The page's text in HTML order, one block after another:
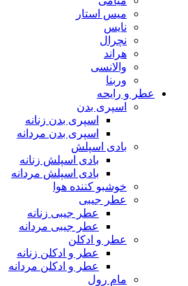
میس استار
نایس
نچرال
هراند
والانسی
وربنا
عطر و رایحه
اسپری بدن
اسپری بدن زنانه
اسپری بدن مردانه
بادی اسپلش
بادی اسپلش زنانه
بادی اسپلش مردانه
خوشبو کننده هوا
عطر جیبی
عطر جیبی زنانه
عطر جیبی مردانه
عطر و ادکلن
عطر و ادکلن زنانه
عطر و ادکلن مردانه
مام رول